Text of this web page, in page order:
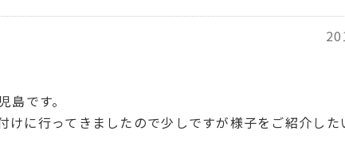
です。
けに行ってきましたので少しですが様子をご紹介した